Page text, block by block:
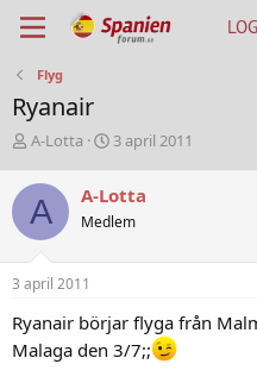
Flyg
Ryanair
T
r
e
a
d
t
r
t
A-Lotta
S
r
t
a
m
3 april 2011
A A-Lotta
Medlem
3 april 2011
Ryanair börjar flyga från
Malaga den 3/7;;